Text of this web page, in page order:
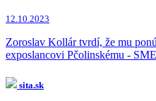
12.10.2023
Zoroslav Kollár tvrdí, že mu
exposlancovi Pčolinskému - SME
sita.sk